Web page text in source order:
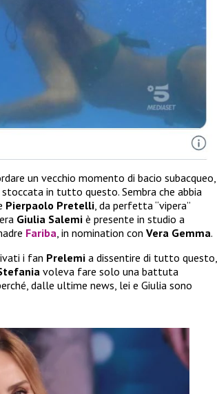
un vecchio momento di bacio subacqueo,
in tutto questo. Sembra che abbia
Pierpaolo Pretelli , da perfetta “vipera”
Giulia Salemi è presente in studio a
Fariba , in nomination con Vera Gemma.
i fan Prelemi a dissentire di tutto questo,
voleva fare solo una battuta
dalle ultime news, lei e Giulia sono